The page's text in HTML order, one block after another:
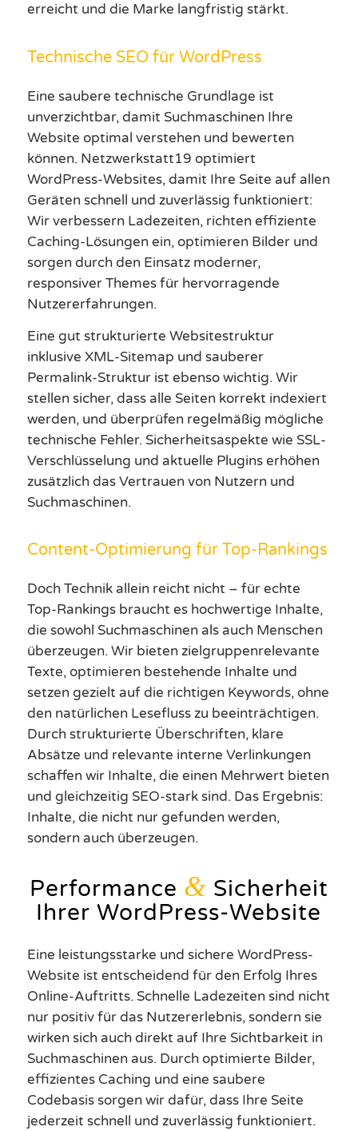
erreicht und die Marke langfristig stärkt.
Technische SEO für WordPress
Eine saubere technische Grundlage ist
unverzichtbar, damit Suchmaschinen Ihre
Website optimal verstehen und bewerten
können. Netzwerkstatt19 optimiert
WordPress-Websites, damit Ihre Seite auf allen
Geräten schnell und zuverlässig funktioniert:
Wir verbessern Ladezeiten, richten effiziente
Caching-Lösungen ein, optimieren Bilder und
sorgen durch den Einsatz moderner,
responsiver Themes für hervorragende
Nutzererfahrungen.
Eine gut strukturierte Websitestruktur
inklusive XML-Sitemap und sauberer
Permalink-Struktur ist ebenso wichtig. Wir
stellen sicher, dass alle Seiten korrekt indexiert
werden, und überprüfen regelmäßig mögliche
technische Fehler. Sicherheitsaspekte wie SSL-
Verschlüsselung und aktuelle Plugins erhöhen
zusätzlich das Vertrauen von Nutzern und
Suchmaschinen.
Content-Optimierung für Top-Rankings
Doch Technik allein reicht nicht – für echte
Top-Rankings braucht es hochwertige Inhalte,
die sowohl Suchmaschinen als auch Menschen
überzeugen. Wir bieten zielgruppenrelevante
Texte, optimieren bestehende Inhalte und
setzen gezielt auf die richtigen Keywords, ohne
den natürlichen Lesefluss zu beeinträchtigen.
Durch strukturierte Überschriften, klare
Absätze und relevante interne Verlinkungen
schaffen wir Inhalte, die einen Mehrwert bieten
und gleichzeitig SEO-stark sind. Das Ergebnis:
Inhalte, die nicht nur gefunden werden,
sondern auch überzeugen.
Performance & Sicherheit
Ihrer WordPress-Website
Eine leistungsstarke und sichere WordPress-
Website ist entscheidend für den Erfolg Ihres
Online-Auftritts. Schnelle Ladezeiten sind nicht
nur positiv für das Nutzererlebnis, sondern sie
wirken sich auch direkt auf Ihre Sichtbarkeit in
Suchmaschinen aus. Durch optimierte Bilder,
effizientes Caching und eine saubere
Codebasis sorgen wir dafür, dass Ihre Seite
jederzeit schnell und zuverlässig funktioniert.